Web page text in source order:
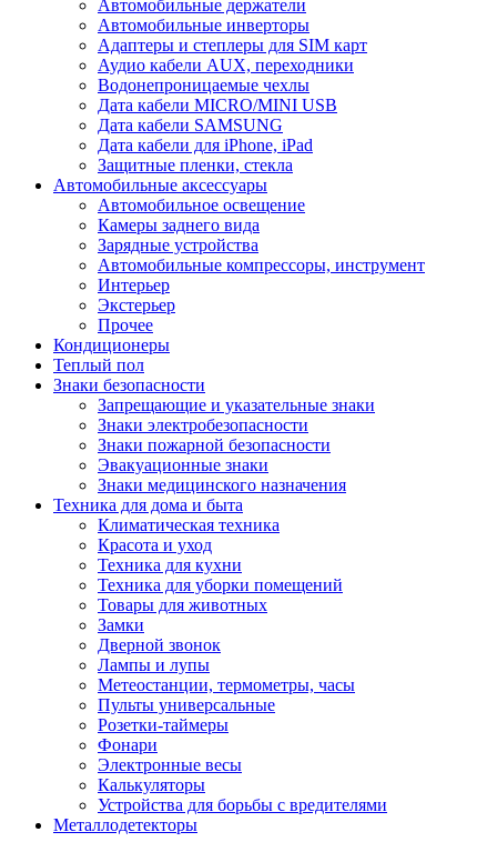
Автомобильные держатели
Автомобильные инверторы
Адаптеры и степлеры для SIM карт
Аудио кабели AUX, переходники
Водонепроницаемые чехлы
Дата кабели MICRO/MINI USB
Дата кабели SAMSUNG
Дата кабели для iPhone, iPad
Защитные пленки, стекла
Автомобильные аксессуары
Автомобильное освещение
Камеры заднего вида
Зарядные устройства
Автомобильные компрессоры, инструмент
Интерьер
Экстерьер
Прочее
Кондиционеры
Теплый пол
Знаки безопасности
Запрещающие и указательные знаки
Знаки электробезопасности
Знаки пожарной безопасности
Эвакуационные знаки
Знаки медицинского назначения
Техника для дома и быта
Климатическая техника
Красота и уход
Техника для кухни
Техника для уборки помещений
Товары для животных
Замки
Дверной звонок
Лампы и лупы
Метеостанции, термометры, часы
Пульты универсальные
Розетки-таймеры
Фонари
Электронные весы
Калькуляторы
Устройства для борьбы с вредителями
Металлодетекторы